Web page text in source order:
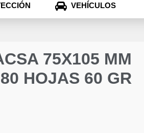
VEHÍCULOS
75X105 MM
HOJAS 60 GR